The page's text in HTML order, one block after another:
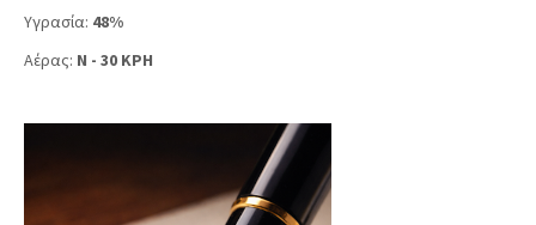
Υγρασία: 48%
Αέρας: N - 30 KPH